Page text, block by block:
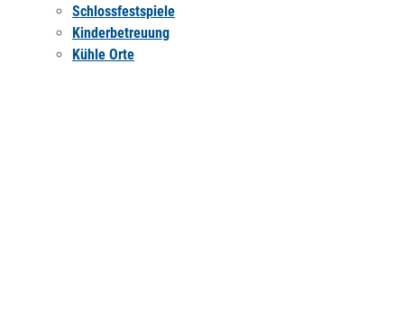
Schlossfestspiele
Kinderbetreuung
Kühle Orte